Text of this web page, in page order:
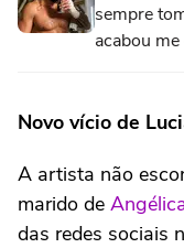
sempre
acabou
Novo vício de
A artista não
marido de
das redes sociais